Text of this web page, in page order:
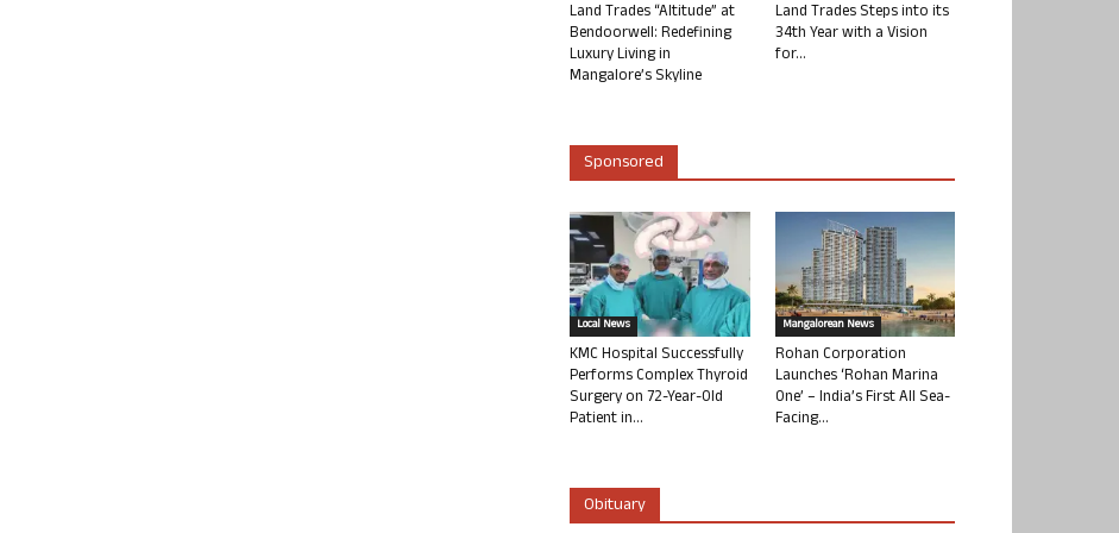
Land Trades “Altitude” at
Bendoorwell: Redefining
Luxury Living in
Mangalore’s Skyline
Land Trades Steps into its
34th Year with a Vision
for...
Sponsored
Local News
KMC Hospital Successfully
Performs Complex Thyroid
Surgery on 72-Year-Old
Patient in...
Mangalorean News
Rohan Corporation
Launches ‘Rohan Marina
One’ – India’s First All Sea-
Facing...
Obituary